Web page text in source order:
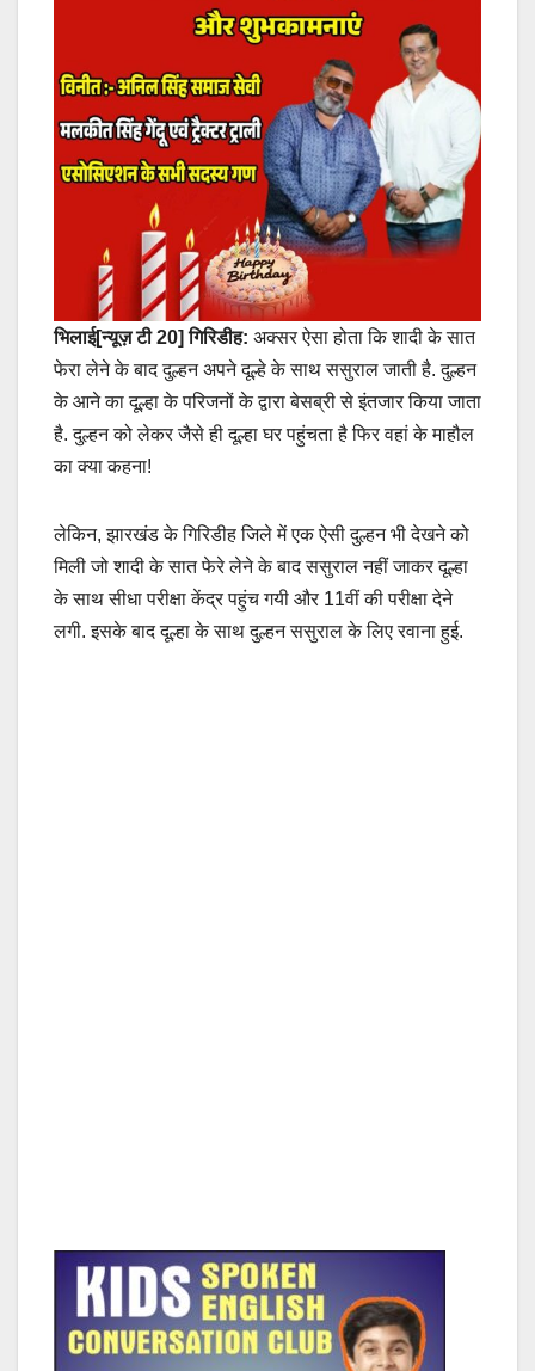
भिलाई[न्यूज़ टी 20] गिरिडीह: अक्सर ऐसा होता कि शादी के सात
फेरा लेने के बाद दुल्हन अपने दूल्हे के साथ ससुराल जाती है. दुल्हन
के आने का दूल्हा के परिजनों के द्वारा बेसब्री से इंतजार किया जाता
है. दुल्हन को लेकर जैसे ही दूल्हा घर पहुंचता है फिर वहां के माहौल
का क्या कहना!
लेकिन, झारखंड के गिरिडीह जिले में एक ऐसी दुल्हन भी देखने को
मिली जो शादी के सात फेरे लेने के बाद ससुराल नहीं जाकर दूल्हा
के साथ सीधा परीक्षा केंद्र पहुंच गयी और 11वीं की परीक्षा देने
लगी. इसके बाद दूल्हा के साथ दुल्हन ससुराल के लिए रवाना हुई.